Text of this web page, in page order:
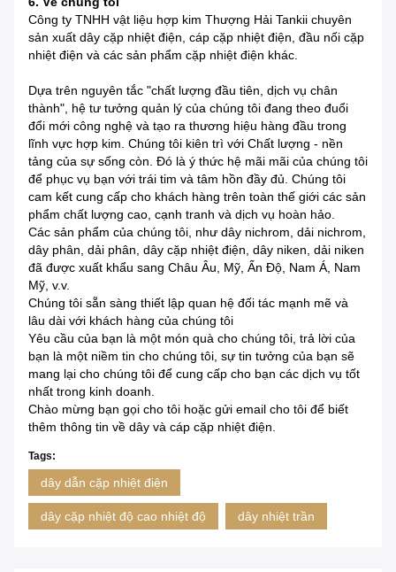
Công ty TNHH vật liệu hợp kim Thượng Hải Tankii chuyên
sản xuất dây cặp nhiệt điện, cáp cặp nhiệt điện, đầu nối cặp
nhiệt điện và các sản phẩm cặp nhiệt điện khác.
Dựa trên nguyên tắc "chất lượng đầu tiên, dịch vụ chân
thành", hệ tư tưởng quản lý của chúng tôi đang theo đuổi
đổi mới công nghệ và tạo ra thương hiệu hàng đầu trong
lĩnh vực hợp kim. Chúng tôi kiên trì với Chất lượng - nền
tảng của sự sống còn. Đó là ý thức hệ mãi mãi của chúng tôi
để phục vụ bạn với trái tim và tâm hồn đầy đủ. Chúng tôi
cam kết cung cấp cho khách hàng trên toàn thế giới các sản
phẩm chất lượng cao, cạnh tranh và dịch vụ hoàn hảo.
Các sản phẩm của chúng tôi, như dây nichrom, dải nichrom,
dây phân, dải phân, dây cặp nhiệt điện, dây niken, dải niken
đã được xuất khẩu sang Châu Âu, Mỹ, Ấn Độ, Nam Á, Nam
Mỹ, v.v.
Chúng tôi sẵn sàng thiết lập quan hệ đối tác mạnh mẽ và
lâu dài với khách hàng của chúng tôi
Yêu cầu của bạn là một món quà cho chúng tôi, trả lời của
bạn là một niềm tin cho chúng tôi, sự tin tưởng của bạn sẽ
mang lại cho chúng tôi để cung cấp cho bạn các dịch vụ tốt
nhất trong kinh doanh.
Chào mừng bạn gọi cho tôi hoặc gửi email cho tôi để biết
thêm thông tin về dây và cáp cặp nhiệt điện.
Tags:
dây dẫn cặp nhiệt điện
dây cặp nhiệt độ cao nhiệt độ dây nhiệt trần